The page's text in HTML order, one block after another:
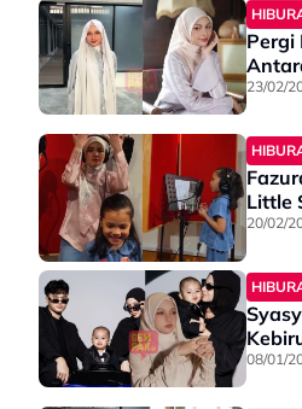
Pergi
23/02/
Little
20/02/
08/01/